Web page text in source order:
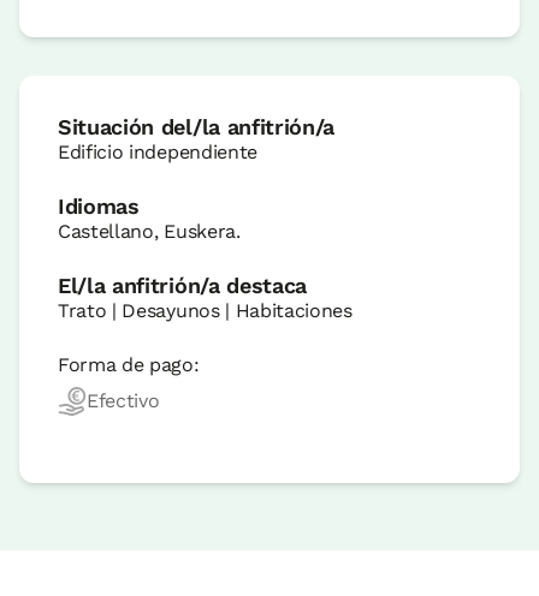
Situación del/la anfitrión/a
Edificio independiente
Idiomas
Castellano, Euskera.
El/la anfitrión/a destaca
Trato | Desayunos | Habitaciones
Forma de pago:
Efectivo